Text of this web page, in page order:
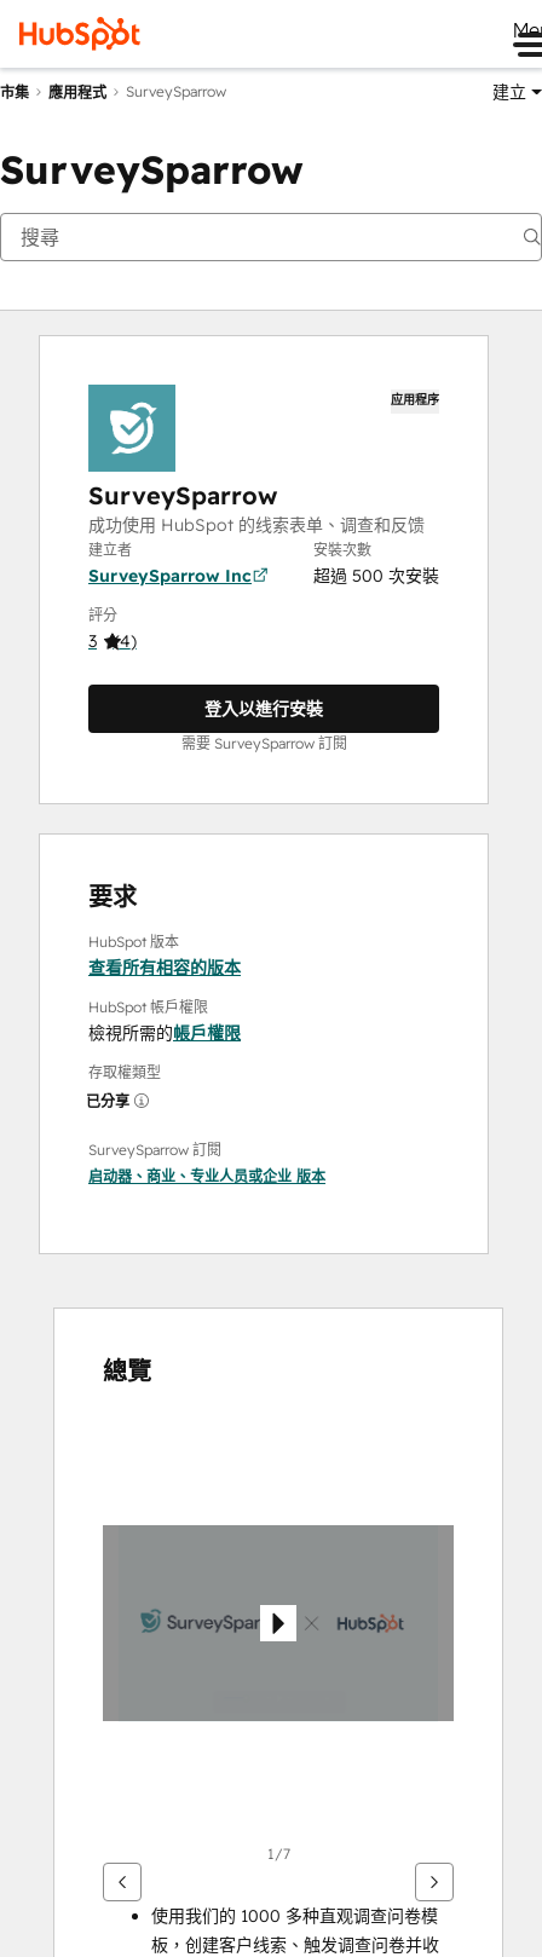
市集 應用程式 SurveySparrow 建立
SurveySparrow
应用程序
SurveySparrow
成功使用 HubSpot 的线索表单、调查和反馈
建立者
SurveySparrow Inc
安裝次數
超過 500 次安裝
評分
3 (4)
登入以進行安裝
需要 SurveySparrow 訂閱
要求
HubSpot 版本
查看所有相容的版本
HubSpot 帳戶權限
檢視所需的帳戶權限
存取權類型
已分享
SurveySparrow 訂閱
启动器 、 商业 、 专业人员或企业 版本
總覽
1/7
使用我们的 1000 多种直观调查问卷模
板，创建客户线索、触发调查问卷并收